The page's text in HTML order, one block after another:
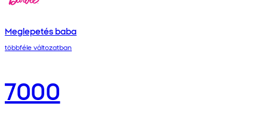
Meglepetés baba
többféle változatban
7000